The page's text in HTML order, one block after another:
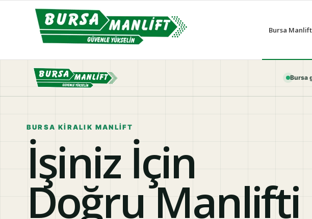
Bursa Manlift
Bursa
BURSA KIRALIK MANLIFT
İşiniz İçin
Doğru Manlifti